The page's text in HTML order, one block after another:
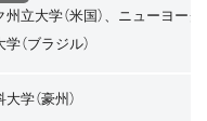
立大学（米国）、ニューヨーク
（ブラジル）
学（豪州）